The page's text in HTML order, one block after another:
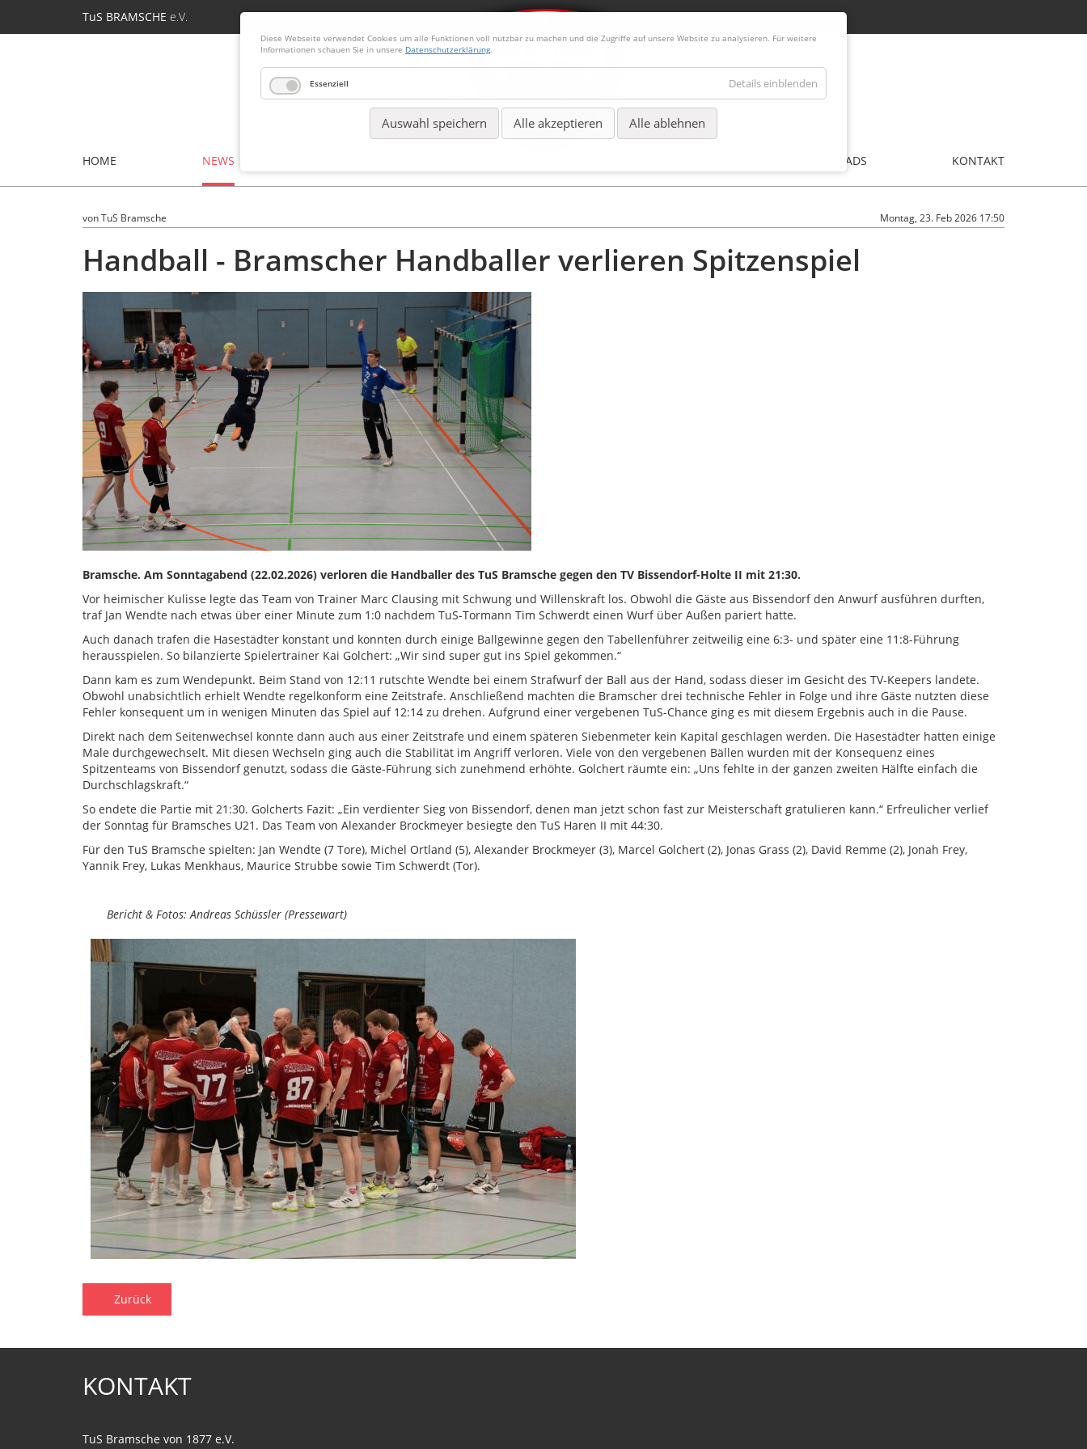
TuS BRAMSCHE e.V.
HOME NEWS DOWNLOADS KONTAKT
von TuS Bramsche Montag, 23. Feb 2026 17:50
Handball - Bramscher Handballer verlieren Spitzenspiel
Bramsche. Am Sonntagabend (22.02.2026) verloren die Handballer des TuS Bramsche gegen den TV Bissendorf-Holte II mit 21:30.
Vor heimischer Kulisse legte das Team von Trainer Marc Clausing mit Schwung und Willenskraft los. Obwohl die Gäste aus Bissendorf den Anwurf ausführen durften,
traf Jan Wendte nach etwas über einer Minute zum 1:0 nachdem TuS-Tormann Tim Schwerdt einen Wurf über Außen pariert hatte.
Auch danach trafen die Hasestädter konstant und konnten durch einige Ballgewinne gegen den Tabellenführer zeitweilig eine 6:3- und später eine 11:8-Führung
herausspielen. So bilanzierte Spielertrainer Kai Golchert: „Wir sind super gut ins Spiel gekommen.“
Dann kam es zum Wendepunkt. Beim Stand von 12:11 rutschte Wendte bei einem Strafwurf der Ball aus der Hand, sodass dieser im Gesicht des TV-Keepers landete.
Obwohl unabsichtlich erhielt Wendte regelkonform eine Zeitstrafe. Anschließend machten die Bramscher drei technische Fehler in Folge und ihre Gäste nutzten diese
Fehler konsequent um in wenigen Minuten das Spiel auf 12:14 zu drehen. Aufgrund einer vergebenen TuS-Chance ging es mit diesem Ergebnis auch in die Pause.
Direkt nach dem Seitenwechsel konnte dann auch aus einer Zeitstrafe und einem späteren Siebenmeter kein Kapital geschlagen werden. Die Hasestädter hatten einige
Male durchgewechselt. Mit diesen Wechseln ging auch die Stabilität im Angriff verloren. Viele von den vergebenen Bällen wurden mit der Konsequenz eines
Spitzenteams von Bissendorf genutzt, sodass die Gäste-Führung sich zunehmend erhöhte. Golchert räumte ein: „Uns fehlte in der ganzen zweiten Hälfte einfach die
Durchschlagskraft.“
So endete die Partie mit 21:30. Golcherts Fazit: „Ein verdienter Sieg von Bissendorf, denen man jetzt schon fast zur Meisterschaft gratulieren kann.“ Erfreulicher verlief
der Sonntag für Bramsches U21. Das Team von Alexander Brockmeyer besiegte den TuS Haren II mit 44:30.
Für den TuS Bramsche spielten: Jan Wendte (7 Tore), Michel Ortland (5), Alexander Brockmeyer (3), Marcel Golchert (2), Jonas Grass (2), David Remme (2), Jonah Frey,
Yannik Frey, Lukas Menkhaus, Maurice Strubbe sowie Tim Schwerdt (Tor).
Bericht & Fotos: Andreas Schüssler (Pressewart)
Zurück
KONTAKT
TuS Bramsche von 1877 e.V.
Diese Webseite verwendet Cookies um alle Funktionen voll nutzbar zu machen und die Zugriffe auf unsere Website zu analysieren. Für weitere
Informationen schauen Sie in unsere Datenschutzerklärung.
Essenziell Details einblenden
Auswahl speichern Alle akzeptieren Alle ablehnen